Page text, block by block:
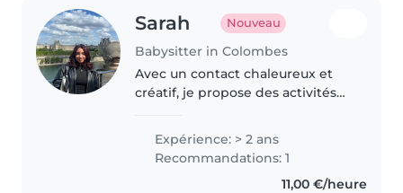
Sarah Nouveau
Babysitter in Colombes
Avec un contact chaleureux et
créatif, je propose des activités
aux enfants d'âge préscolaire et
scolaire. Polyglotte (français,
anglais, italien),..
Expérience: > 2 ans
Recommandations: 1
11,00 €/heure